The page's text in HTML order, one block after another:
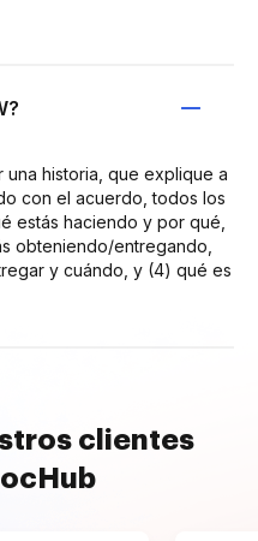
una historia, que explique a
con el acuerdo, todos los
estás haciendo y por qué,
obteniendo/entregando,
y cuándo, y (4) qué es
clientes